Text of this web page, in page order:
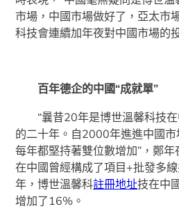
市場，中國市場做好了，亞太市
科技會連續加年夜對中國市場的
百年德企的中國“成就單”
“曩昔20年是博世溫馨科技在
的二十年。自2000年進進中國
每年都堅持著雙位數增加”，鄭
在中國曾經構成了項目+批發多
年，博世溫馨科註冊地址技在中
增加了16%。